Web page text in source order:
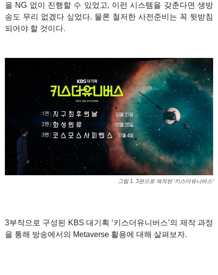
을 NG 없이 진행할 수 있었고, 이런 시스템을 갖춘다면 생방
송도 무리 없겠다 싶었다. 물론 철저한 사전준비는 꼭 뒷받침
되어야 할 것이다.
그림 1. 3편으로 제작된 ‘키스더유니버스’
3부작으로 구성된 KBS 대기획 ‘키스더유니버스’의 제작 과정
을 통해 방송에서의 Metaverse 활용에 대해 살펴보자.